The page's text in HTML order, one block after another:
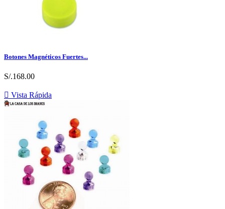
Botones Magnéticos Fuertes...
S/.168.00
 Vista Rápida